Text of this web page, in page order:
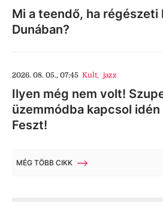
Mi a teendő, ha
Dunában?
2026. 08. 05., 07:45 Kult, jazz
Ilyen még nem volt!
üzemmódba kapcsol idén
Feszt!
MÉG TÖBB CIKK